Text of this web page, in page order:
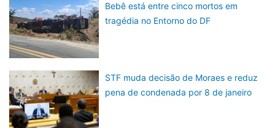
Bebê está entre cinco mortos em
tragédia no Entorno do DF
STF muda decisão de Moraes e reduz
pena de condenada por 8 de janeiro